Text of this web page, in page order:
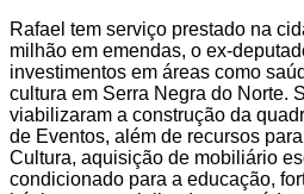
Rafael tem serviço prestado na
milhão em emendas, o ex-
investimentos em áreas como
cultura em Serra Negra do Norte.
viabilizaram a construção da
de Eventos, além de recursos
Cultura, aquisição de mobiliário
condicionado para a educação,